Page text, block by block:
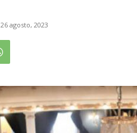
26 agosto, 2023